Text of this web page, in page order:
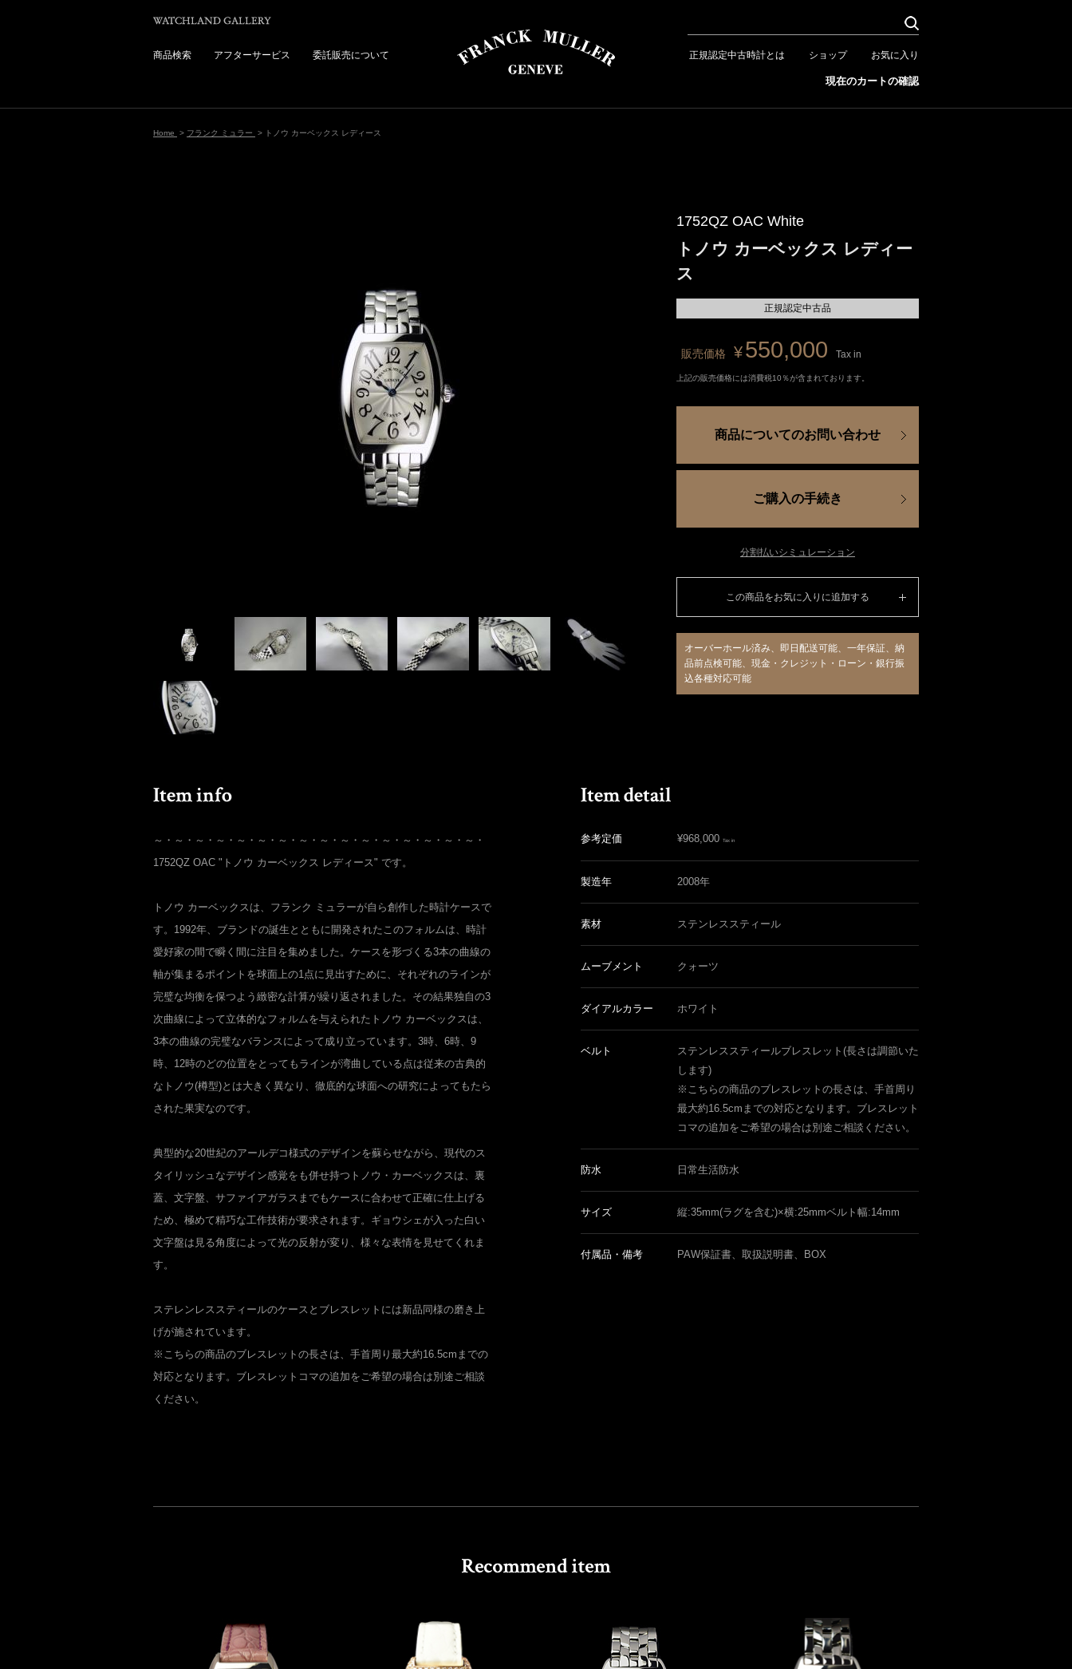
商品検索 アフターサービス 委託販売について 正規認定中古時計とは ショップ お気に入り
現在のカートの確認
Home > フランク ミュラー > トノウ カーベックス レディース
1752QZ OAC White
トノウ カーベックス レディー
ス
正規認定中古品
販売価格 ¥550,000 Tax in
上記の販売価格には消費税10％が含まれております。
商品についてのお問い合わせ
ご購入の手続き
分割払いシミュレーション
この商品をお気に入りに追加する
オーバーホール済み、即日配送可能、一年保証、納
品前点検可能、現金・クレジット・ローン・銀行振
込各種対応可能
～・～・～・～・～・～・～・～・～・～・～・～・～・～・～・～・
1752QZ OAC "トノウ カーベックス レディース" です。
トノウ カーベックスは、フランク ミュラーが自ら創作した時計ケースで
す。1992年、ブランドの誕生とともに開発されたこのフォルムは、時計
愛好家の間で瞬く間に注目を集めました。ケースを形づくる3本の曲線の
軸が集まるポイントを球面上の1点に見出すために、それぞれのラインが
完璧な均衡を保つよう緻密な計算が繰り返されました。その結果独自の3
次曲線によって立体的なフォルムを与えられたトノウ カーベックスは、
3本の曲線の完璧なバランスによって成り立っています。3時、6時、9
時、12時のどの位置をとってもラインが湾曲している点は従来の古典的
なトノウ(樽型)とは大きく異なり、徹底的な球面への研究によってもたら
された果実なのです。
典型的な20世紀のアールデコ様式のデザインを蘇らせながら、現代のス
タイリッシュなデザイン感覚をも併せ持つトノウ・カーベックスは、裏
蓋、文字盤、サファイアガラスまでもケースに合わせて正確に仕上げる
ため、極めて精巧な工作技術が要求されます。ギョウシェが入った白い
文字盤は見る角度によって光の反射が変り、様々な表情を見せてくれま
す。
ステレンレススティールのケースとブレスレットには新品同様の磨き上
げが施されています。
※こちらの商品のブレスレットの長さは、手首周り最大約16.5cmまでの
対応となります。ブレスレットコマの追加をご希望の場合は別途ご相談
ください。
参考定価 ¥968,000 Tax in
製造年 2008年
素材 ステンレススティール
ムーブメント クォーツ
ダイアルカラー ホワイト
ベルト
ステンレススティールブレスレット(長さは調節いた
します)
※こちらの商品のブレスレットの長さは、手首周り
最大約16.5cmまでの対応となります。ブレスレット
コマの追加をご希望の場合は別途ご相談ください。
防水 日常生活防水
サイズ 縦:35mm(ラグを含む)×横:25mmベルト幅:14mm
付属品・備考 PAW保証書、取扱説明書、BOX